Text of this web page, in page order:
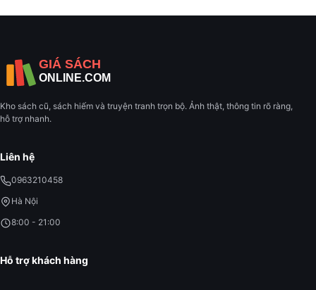
Kho sách cũ, sách hiếm và truyện tranh trọn bộ. Ảnh thật, thông tin rõ ràng,
hỗ trợ nhanh.
Liên hệ
0963210458
Hà Nội
8:00 - 21:00
Hỗ trợ khách hàng